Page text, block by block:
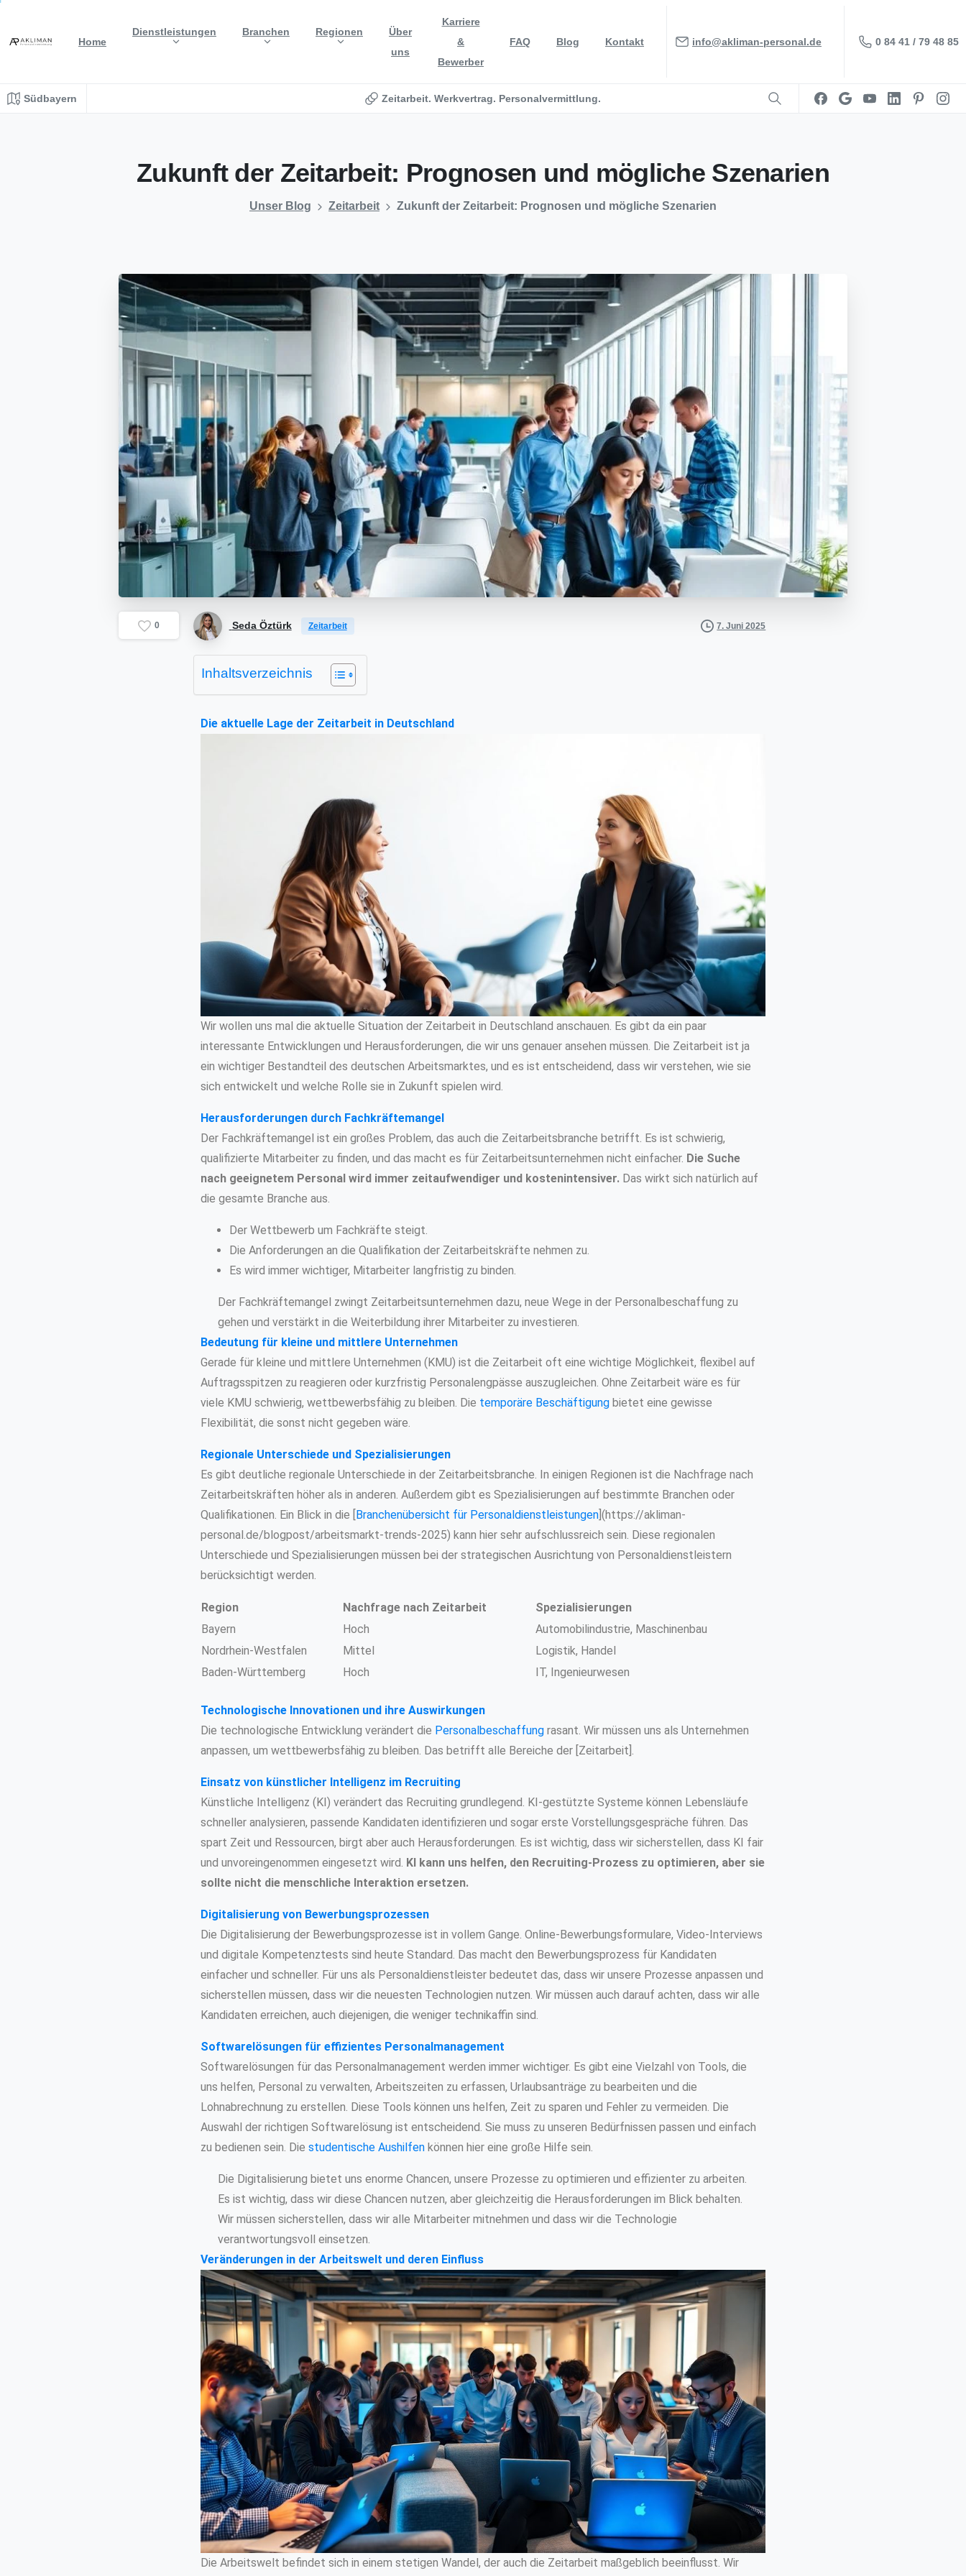
Home
Dienstleistungen Branchen Regionen
Über
uns
Karriere
&
Bewerber
FAQ Blog Kontakt info@akliman-personal.de 0 84 41 / 79 48 85
Südbayern Zeitarbeit. Werkvertrag. Personalvermittlung.
Zukunft der Zeitarbeit: Prognosen und mögliche Szenarien
Unser Blog Zeitarbeit Zukunft der Zeitarbeit: Prognosen und mögliche Szenarien
0 Seda Öztürk Zeitarbeit 7. Juni 2025
Inhaltsverzeichnis
Die aktuelle Lage der Zeitarbeit in Deutschland
Wir wollen uns mal die aktuelle Situation der Zeitarbeit in Deutschland anschauen. Es gibt da ein paar
interessante Entwicklungen und Herausforderungen, die wir uns genauer ansehen müssen. Die Zeitarbeit ist ja
ein wichtiger Bestandteil des deutschen Arbeitsmarktes, und es ist entscheidend, dass wir verstehen, wie sie
sich entwickelt und welche Rolle sie in Zukunft spielen wird.
Herausforderungen durch Fachkräftemangel
Der Fachkräftemangel ist ein großes Problem, das auch die Zeitarbeitsbranche betrifft. Es ist schwierig,
qualifizierte Mitarbeiter zu finden, und das macht es für Zeitarbeitsunternehmen nicht einfacher. Die Suche
nach geeignetem Personal wird immer zeitaufwendiger und kostenintensiver.Das wirkt sich natürlich auf
die gesamte Branche aus.
Der Wettbewerb um Fachkräfte steigt.
Die Anforderungen an die Qualifikation der Zeitarbeitskräfte nehmen zu.
Es wird immer wichtiger, Mitarbeiter langfristig zu binden.
Der Fachkräftemangel zwingt Zeitarbeitsunternehmen dazu, neue Wege in der Personalbeschaffung zu
gehen und verstärkt in die Weiterbildung ihrer Mitarbeiter zu investieren.
Bedeutung für kleine und mittlere Unternehmen
Gerade für kleine und mittlere Unternehmen (KMU) ist die Zeitarbeit oft eine wichtige Möglichkeit, flexibel auf
Auftragsspitzen zu reagieren oder kurzfristig Personalengpässe auszugleichen. Ohne Zeitarbeit wäre es für
viele KMU schwierig, wettbewerbsfähig zu bleiben. Die temporäre Beschäftigungbietet eine gewisse
Flexibilität, die sonst nicht gegeben wäre.
Regionale Unterschiede und Spezialisierungen
Es gibt deutliche regionale Unterschiede in der Zeitarbeitsbranche. In einigen Regionen ist die Nachfrage nach
Zeitarbeitskräften höher als in anderen. Außerdem gibt es Spezialisierungen auf bestimmte Branchen oder
Qualifikationen. Ein Blick in die [
Branchenübersicht für Personaldienstleistungen](https://akliman-
personal.de/blogpost/arbeitsmarkt-trends-2025) kann hier sehr aufschlussreich sein. Diese regionalen
Unterschiede und Spezialisierungen müssen bei der strategischen Ausrichtung von Personaldienstleistern
berücksichtigt werden.
Region Nachfrage nach Zeitarbeit
Spezialisierungen
Bayern
Hoch
Automobilindustrie, Maschinenbau
Nordrhein-Westfalen
Mittel
Logistik, Handel
Baden-Württemberg
Hoch IT, Ingenieurwesen
Technologische Innovationen und ihre Auswirkungen
Die technologische Entwicklung verändert die Personalbeschaffungrasant. Wir müssen uns als Unternehmen
anpassen, um wettbewerbsfähig zu bleiben. Das betrifft alle Bereiche der [Zeitarbeit].
Einsatz von künstlicher Intelligenz im Recruiting
Künstliche Intelligenz (KI) verändert das Recruiting grundlegend. KI-gestützte Systeme können Lebensläufe
schneller analysieren, passende Kandidaten identifizieren und sogar erste Vorstellungsgespräche führen. Das
spart Zeit und Ressourcen, birgt aber auch Herausforderungen. Es ist wichtig, dass wir sicherstellen, dass KI fair
und unvoreingenommen eingesetzt wird. KI kann uns helfen, den Recruiting-Prozess zu optimieren, aber sie
sollte nicht die menschliche Interaktion ersetzen.
Digitalisierung von Bewerbungsprozessen
Die Digitalisierung der Bewerbungsprozesse ist in vollem Gange. Online-Bewerbungsformulare, Video-Interviews
und digitale Kompetenztests sind heute Standard. Das macht den Bewerbungsprozess für Kandidaten
einfacher und schneller. Für uns als Personaldienstleister bedeutet das, dass wir unsere Prozesse anpassen und
sicherstellen müssen, dass wir die neuesten Technologien nutzen. Wir müssen auch darauf achten, dass wir alle
Kandidaten erreichen, auch diejenigen, die weniger technikaffin sind.
Softwarelösungen für effizientes Personalmanagement
Softwarelösungen für das Personalmanagement werden immer wichtiger. Es gibt eine Vielzahl von Tools, die
uns helfen, Personal zu verwalten, Arbeitszeiten zu erfassen, Urlaubsanträge zu bearbeiten und die
Lohnabrechnung zu erstellen. Diese Tools können uns helfen, Zeit zu sparen und Fehler zu vermeiden. Die
Auswahl der richtigen Softwarelösung ist entscheidend. Sie muss zu unseren Bedürfnissen passen und einfach
zu bedienen sein. Die studentische Aushilfenkönnen hier eine große Hilfe sein.
Die Digitalisierung bietet uns enorme Chancen, unsere Prozesse zu optimieren und effizienter zu arbeiten.
Es ist wichtig, dass wir diese Chancen nutzen, aber gleichzeitig die Herausforderungen im Blick behalten.
Wir müssen sicherstellen, dass wir alle Mitarbeiter mitnehmen und dass wir die Technologie
verantwortungsvoll einsetzen.
Veränderungen in der Arbeitswelt und deren Einfluss
Die Arbeitswelt befindet sich in einem stetigen Wandel, der auch die Zeitarbeit maßgeblich beeinflusst. Wir